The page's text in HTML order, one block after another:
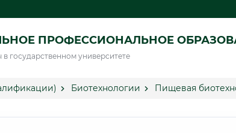
ПРОФЕССИОНАЛЬНОЕ
государственном университете
Биотехнологии Пищевая